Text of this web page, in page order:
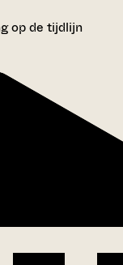
op de tijdlijn